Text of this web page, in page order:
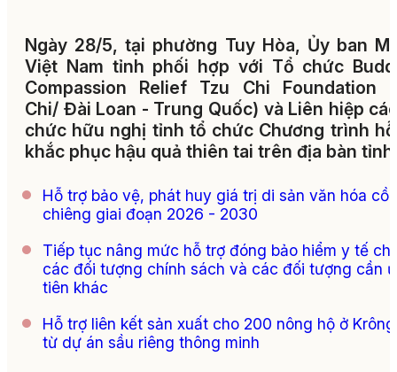
Ngày 28/5, tại phường Tuy Hòa, Ủy ban
Việt Nam tỉnh phối hợp với Tổ chức
Compassion Relief Tzu Chi Foundation
Chi/ Đài Loan - Trung Quốc) và Liên hiệp
chức hữu nghị tỉnh tổ chức Chương trình
khắc phục hậu quả thiên tai trên địa bàn tỉnh.
Hỗ trợ bảo vệ, phát huy giá trị di sản văn hóa
chiêng giai đoạn 2026 - 2030
Tiếp tục nâng mức hỗ trợ đóng bảo hiểm y tế
các đối tượng chính sách và các đối tượng cần
tiên khác
Hỗ trợ liên kết sản xuất cho 200 nông hộ ở
từ dự án sầu riêng thông minh